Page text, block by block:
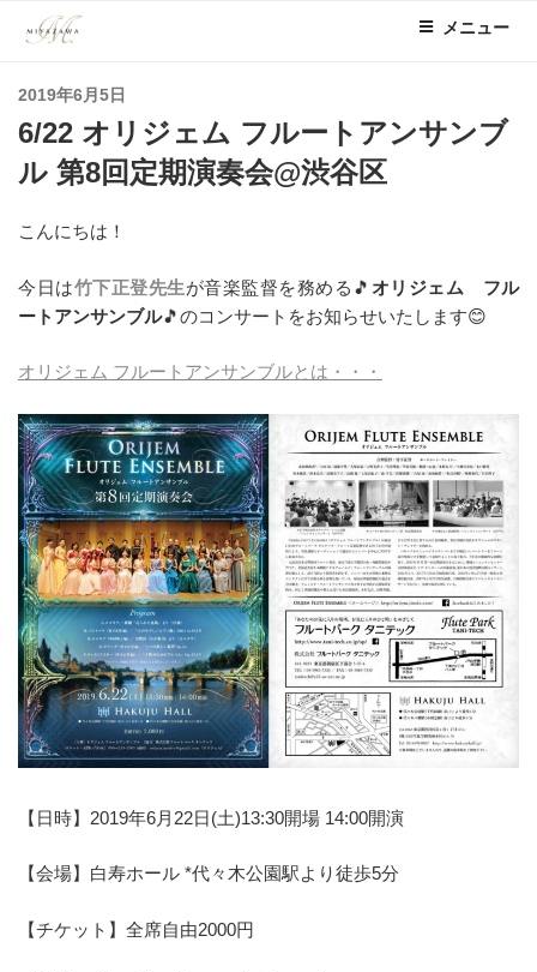
メニュー
投
稿
日:
2019年6月5日
6/22 オリジェム フルートアンサンブ
ル 第8回定期演奏会@渋谷区
こんにちは！
今日は竹下正登先生が音楽監督を務める🎵 オリジェム フル
ートアンサンブル🎵のコンサートをお知らせいたします😊
オリジェム フルートアンサンブルとは・・・
【日時】2019年6月22日(土)13:30開場 14:00開演
【会場】白寿ホール *代々木公園駅より徒歩5分
【チケット】全席自由2000円